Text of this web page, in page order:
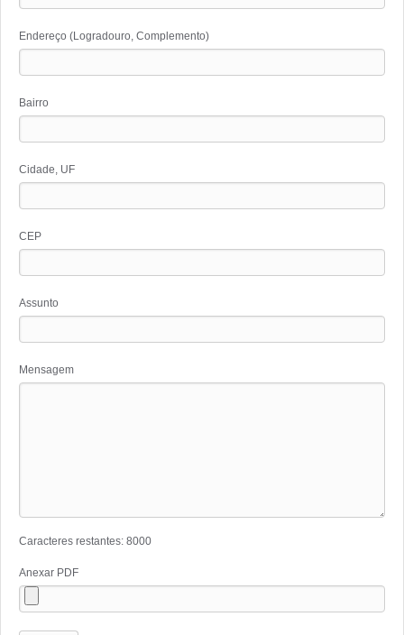
Endereço (Logradouro, Complemento)
Bairro
Cidade, UF
CEP
Assunto
Mensagem
Caracteres restantes: 8000
Anexar PDF